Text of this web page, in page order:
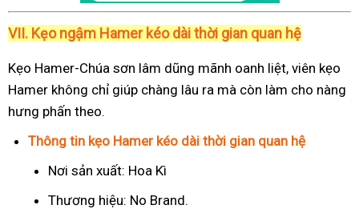
VII. Kẹo ngậm Hamer kéo dài thời gian quan hệ
Kẹo Hamer-Chúa sơn lâm dũng mãnh oanh liệt, viên kẹo
Hamer không chỉ giúp chàng lâu ra mà còn làm cho nàng
hưng phấn theo.
Thông tin kẹo Hamer kéo dài thời gian quan hệ
Nơi sản xuất: Hoa Kì
Thương hiệu: No Brand.